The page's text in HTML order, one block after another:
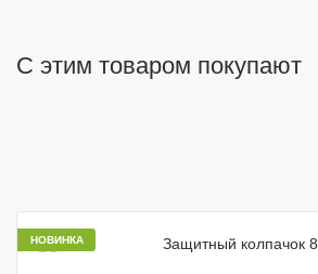
С этим товаром покупают
НОВИНКА